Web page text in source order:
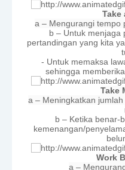
Take
a – Mengurangi tempo
b – Untuk menjaga
pertandingan yang kita
- Untuk memaksa
sehingga
Take
a – Meningkatkan
b – Ketika benar-
kemenangan/
Work
a –